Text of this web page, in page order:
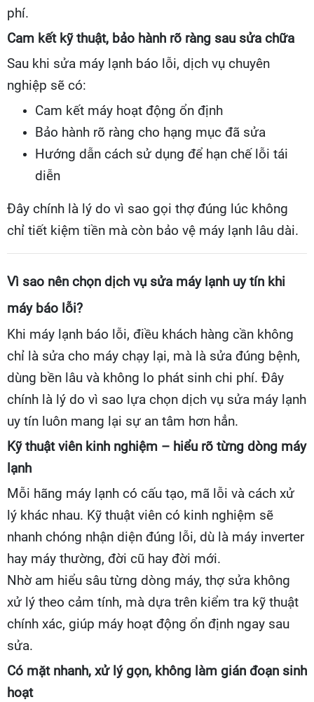
phí.
Cam kết kỹ thuật, bảo hành rõ ràng sau sửa chữa
Sau khi sửa máy lạnh báo lỗi, dịch vụ chuyên
nghiệp sẽ có:
Cam kết máy hoạt động ổn định
Bảo hành rõ ràng cho hạng mục đã sửa
Hướng dẫn cách sử dụng để hạn chế lỗi tái
diễn
Đây chính là lý do vì sao gọi thợ đúng lúc không
chỉ tiết kiệm tiền mà còn bảo vệ máy lạnh lâu dài.
Vì sao nên chọn dịch vụ sửa máy lạnh uy tín khi
máy báo lỗi?
Khi máy lạnh báo lỗi, điều khách hàng cần không
chỉ là sửa cho máy chạy lại, mà là sửa đúng bệnh,
dùng bền lâu và không lo phát sinh chi phí. Đây
chính là lý do vì sao lựa chọn dịch vụ sửa máy lạnh
uy tín luôn mang lại sự an tâm hơn hẳn.
Kỹ thuật viên kinh nghiệm – hiểu rõ từng dòng máy
lạnh
Mỗi hãng máy lạnh có cấu tạo, mã lỗi và cách xử
lý khác nhau. Kỹ thuật viên có kinh nghiệm sẽ
nhanh chóng nhận diện đúng lỗi, dù là máy inverter
hay máy thường, đời cũ hay đời mới.
Nhờ am hiểu sâu từng dòng máy, thợ sửa không
xử lý theo cảm tính, mà dựa trên kiểm tra kỹ thuật
chính xác, giúp máy hoạt động ổn định ngay sau
sửa.
Có mặt nhanh, xử lý gọn, không làm gián đoạn sinh
hoạt